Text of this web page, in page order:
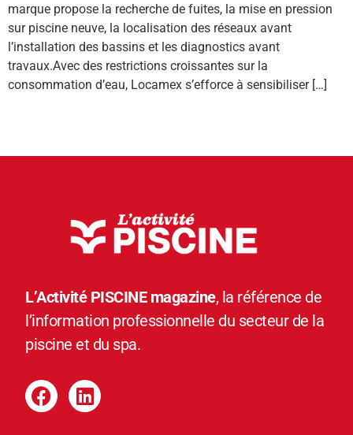
marque propose la recherche de fuites, la mise en pression
sur piscine neuve, la localisation des réseaux avant
l’installation des bassins et les diagnostics avant
travaux.Avec des restrictions croissantes sur la
consommation d’eau, Locamex s’efforce à sensibiliser […]
L’Activité PISCINE magazine, la référence de
l’information professionnelle du secteur de la
piscine et du spa.